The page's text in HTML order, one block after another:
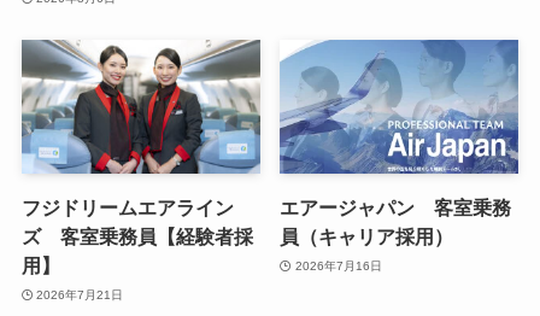
フジドリームエアライン
ズ 客室乗務員【経験者採
用】
2026年7月21日
エアージャパン 客室乗務
員（キャリア採用）
2026年7月16日